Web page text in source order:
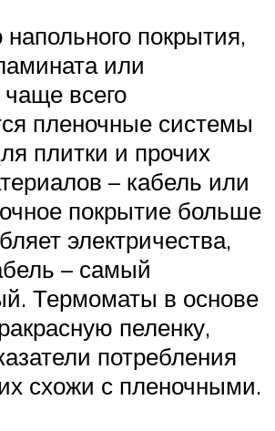
напольного покрытия,
или
всего
пленочные системы
плитки и прочих
– кабель или
покрытие больше
электричества,
– самый
Термоматы в основе
пеленку,
потребления
схожи с пленочными.